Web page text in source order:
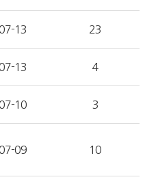
13 23
13 4
10 3
09 10